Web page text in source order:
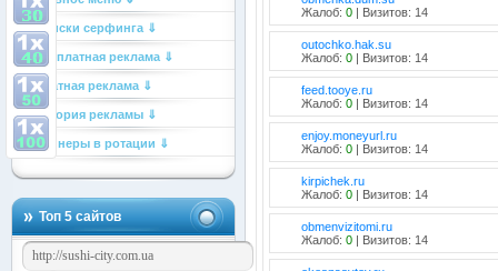
Списки серфинга ⇓
Бесплатная реклама ⇓
Платная реклама ⇓
История рекламы ⇓
Баннеры в ротации ⇓
Топ 5 сайтов
Жалоб: 0 | Визитов: 14
outochko.hak.su
Жалоб: 0 | Визитов: 14
feed.tooye.ru
Жалоб: 0 | Визитов: 14
enjoy.moneyurl.ru
Жалоб: 0 | Визитов: 14
kirpichek.ru
Жалоб: 0 | Визитов: 14
obmenvizitomi.ru
Жалоб: 0 | Визитов: 14